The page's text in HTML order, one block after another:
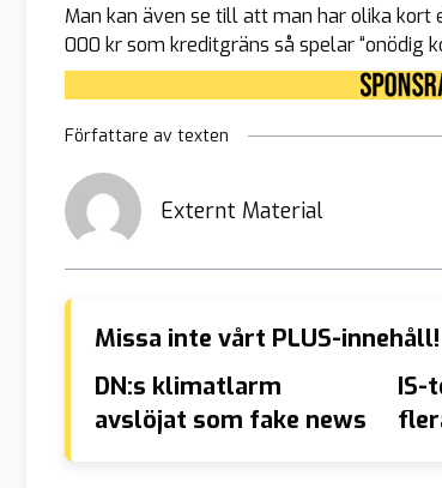
Man kan även se till att man har olika
000 kr som kreditgräns så spelar “onödig
Författare av texten
Externt Material
Missa inte vårt PLUS-innehåll!
DN:s klimatlarm
avslöjat som fake news
IS-